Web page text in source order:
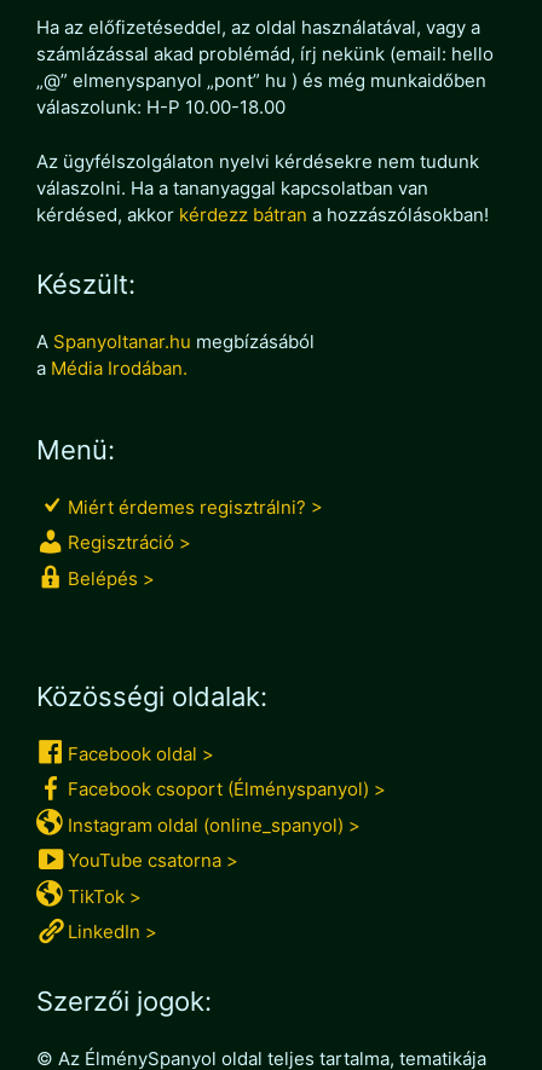
Ha az előfizetéseddel, az oldal használatával, vagy a
számlázással akad problémád, írj nekünk (email: hello
„@” elmenyspanyol „pont” hu ) és még munkaidőben
válaszolunk: H-P 10.00-18.00
Az ügyfélszolgálaton nyelvi kérdésekre nem tudunk
válaszolni. Ha a tananyaggal kapcsolatban van
kérdésed, akkor kérdezz bátran a hozzászólásokban!
Készült:
A Spanyoltanar.hu megbízásából
a Média Irodában.
Menü:
Miért érdemes regisztrálni? >
Regisztráció >
Belépés >
Közösségi oldalak:
Facebook oldal >
Facebook csoport (Élményspanyol) >
Instagram oldal (online_spanyol) >
YouTube csatorna >
TikTok >
LinkedIn >
Szerzői jogok:
© Az ÉlménySpanyol oldal teljes tartalma, tematikája